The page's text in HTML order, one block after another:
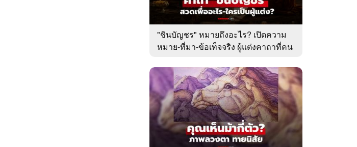
"ชินบัญชร" หมายถึงอะไร? เปิดความ
หมาย-ที่มา-ข้อเท็จจริง ผู้แต่งคาถาที่คน